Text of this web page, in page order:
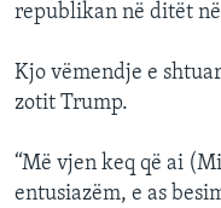
republikan në ditët
Kjo vëmendje e
zotit Trump.
“Më vjen keq që ai
entusiazëm, e as